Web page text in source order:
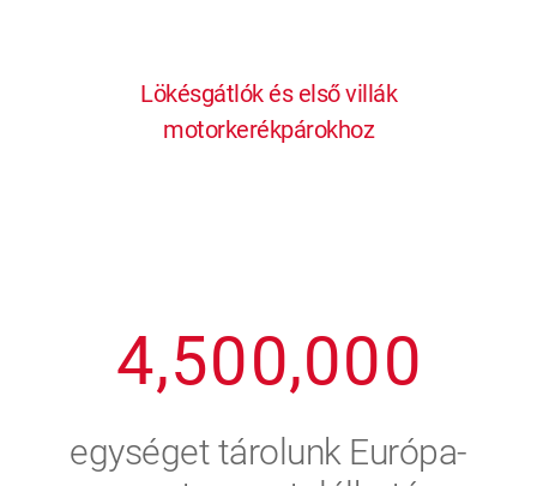
Lökésgátlók és első villák
motorkerékpárokhoz
0
4
5
,
1
2
5
6
6
7
0
6
7
0,
6
7
0
6
7
0
6
0
egységet tárolunk Európa-